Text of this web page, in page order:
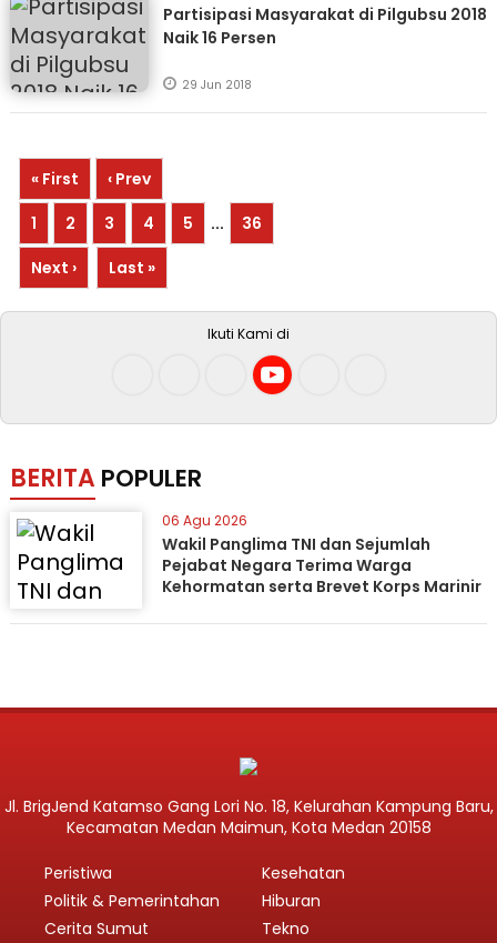
Partisipasi Masyarakat di Pilgubsu 2018
Naik 16 Persen
29 Jun 2018
« First
‹ Prev
1
2 3 4 5 ...
36
Next ›
Last »
Ikuti Kami di
BERITA POPULER
06 Agu 2026
Wakil Panglima TNI dan Sejumlah
Pejabat Negara Terima Warga
Kehormatan serta Brevet Korps Marinir
Jl. BrigJend Katamso Gang Lori No. 18, Kelurahan Kampung Baru,
Kecamatan Medan Maimun, Kota Medan 20158
Peristiwa
Politik & Pemerintahan
Cerita Sumut
Kesehatan
Hiburan
Tekno